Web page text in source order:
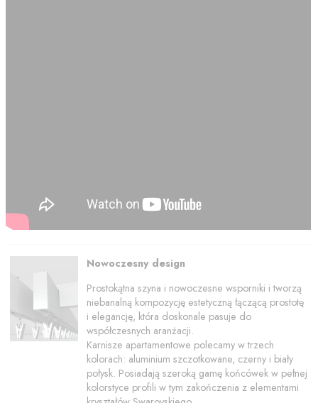
Nowoczesny design
Prostokątna szyna i nowoczesne wsporniki i tworzą
niebanalną kompozycję estetyczną łączącą prostotę
i elegancję, która doskonale pasuje do
współczesnych aranżacji.
Karnisze apartamentowe polecamy w trzech
kolorach: aluminium szczotkowane, czerny i biały
połysk. Posiadają szeroką gamę końcówek w pełnej
kolorstyce profili w tym zakończenia z elementami